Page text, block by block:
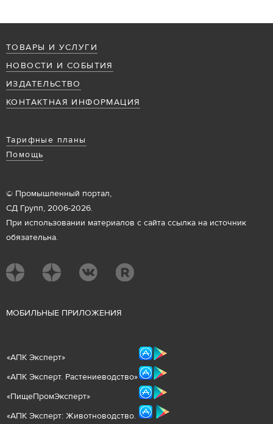
ТОВАРЫ И УСЛУГИ
НОВОСТИ И СОБЫТИЯ
ИЗДАТЕЛЬСТВО
КОНТАКТНАЯ ИНФОРМАЦИЯ
Тарифные планы
Помощь
© Промышленный портал,
СД Групп, 2006-2026.
При использовании материалов с сайта ссылка на источник
обязательна.
МОБИЛЬНЫЕ ПРИЛОЖЕНИЯ
«АПК Эксперт»
«АПК Эксперт. Растениеводство»
«ПищеПромЭксперт»
«АПК Эксперт: Животноводство.